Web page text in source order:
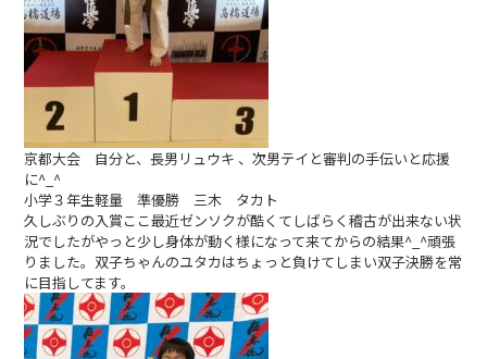
京都大会 自分と、長男リュウキ 、次男テイと審判の手伝いと応援
に^_^
小学３年生軽量 準優勝 三木 タカト
久しぶりの入賞ここ最近ゼンソクが酷くてしばらく稽古が出来ない状
況でしたがやっと少し身体が動く様になって来てからの結果^_^頑張
りました。双子ちゃんのユタカはちょっと負けてしまい双子決勝を常
に目指してます。